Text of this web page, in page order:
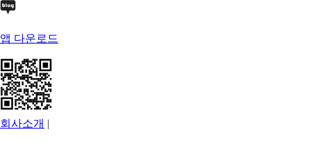
앱 다운로드
회사소개 |